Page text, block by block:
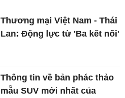
Thương mại Việt Nam - Thái
Lan: Động lực từ 'Ba kết nối'
Thông tin về bản phác thảo
mẫu SUV mới nhất của